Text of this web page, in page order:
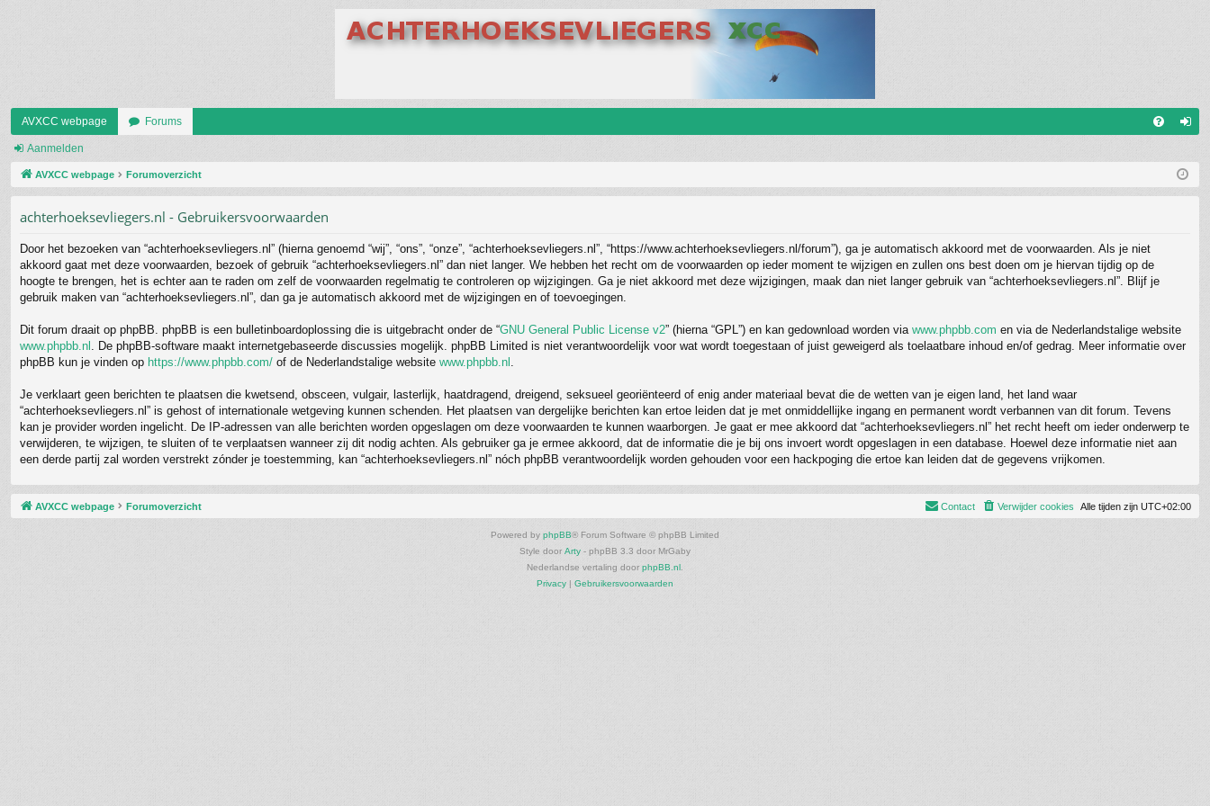
AVXCC webpage Forums
m
Aanmelden
AVXCC webpage Forumoverzicht
achterhoeksevliegers.nl - Gebruikersvoorwaarden
Door het bezoeken van “achterhoeksevliegers.nl” (hierna genoemd “wij”, “ons”, “onze”, “achterhoeksevliegers.nl”, “https://www.achterhoeksevliegers.nl/forum”), ga je automatisch akkoord met de voorwaarden. Als je niet
akkoord gaat met deze voorwaarden, bezoek of gebruik “achterhoeksevliegers.nl” dan niet langer. We hebben het recht om de voorwaarden op ieder moment te wijzigen en zullen ons best doen om je hiervan tijdig op de
hoogte te brengen, het is echter aan te raden om zelf de voorwaarden regelmatig te controleren op wijzigingen. Ga je niet akkoord met deze wijzigingen, maak dan niet langer gebruik van “achterhoeksevliegers.nl”. Blijf je
gebruik maken van “achterhoeksevliegers.nl”, dan ga je automatisch akkoord met de wijzigingen en of toevoegingen.
Dit forum draait op phpBB. phpBB is een bulletinboardoplossing die is uitgebracht onder de “GNU General Public License v2” (hierna “GPL”) en kan gedownload worden via www.phpbb.com en via de Nederlandstalige website
www.phpbb.nl . De phpBB-software maakt internetgebaseerde discussies mogelijk. phpBB Limited is niet verantwoordelijk voor wat wordt toegestaan of juist geweigerd als toelaatbare inhoud en/of gedrag. Meer informatie over
phpBB kun je vinden op https://www.phpbb.com/ of de Nederlandstalige website www.phpbb.nl
Je verklaart geen berichten te plaatsen die kwetsend, obsceen, vulgair, lasterlijk, haatdragend, dreigend, seksueel georiënteerd of enig ander materiaal bevat die de wetten van je eigen land, het land waar
“achterhoeksevliegers.nl” is gehost of internationale wetgeving kunnen schenden. Het plaatsen van dergelijke berichten kan ertoe leiden dat je met onmiddellijke ingang en permanent wordt verbannen van dit forum. Tevens
kan je provider worden ingelicht. De IP-adressen van alle berichten worden opgeslagen om deze voorwaarden te kunnen waarborgen. Je gaat er mee akkoord dat “achterhoeksevliegers.nl” het recht heeft om ieder onderwerp te
verwijderen, te wijzigen, te sluiten of te verplaatsen wanneer zij dit nodig achten. Als gebruiker ga je ermee akkoord, dat de informatie die je bij ons invoert wordt opgeslagen in een database. Hoewel deze informatie niet aan
een derde partij zal worden verstrekt zónder je toestemming, kan “achterhoeksevliegers.nl” nóch phpBB verantwoordelijk worden gehouden voor een hackpoging die ertoe kan leiden dat de gegevens vrijkomen.
AVXCC webpage Forumoverzicht Alle tijden zijn UTC+02:00
Verwijder cookies
Contact
Powered by phpBB® Forum Software © phpBB Limited
Style door Arty - phpBB 3.3 door MrGaby
Nederlandse vertaling door phpBB.nl
Privacy | Gebruikersvoorwaarden